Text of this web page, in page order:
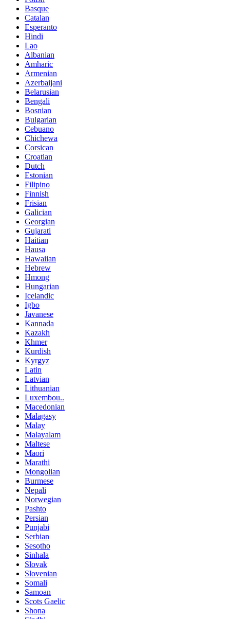
Basque
Catalan
Esperanto
Hindi
Lao
Albanian
Amharic
Armenian
Azerbaijani
Belarusian
Bengali
Bosnian
Bulgarian
Cebuano
Chichewa
Corsican
Croatian
Dutch
Estonian
Filipino
Finnish
Frisian
Galician
Georgian
Gujarati
Haitian
Hausa
Hawaiian
Hebrew
Hmong
Hungarian
Icelandic
Igbo
Javanese
Kannada
Kazakh
Khmer
Kurdish
Kyrgyz
Latin
Latvian
Lithuanian
Luxembou..
Macedonian
Malagasy
Malay
Malayalam
Maltese
Maori
Marathi
Mongolian
Burmese
Nepali
Norwegian
Pashto
Persian
Punjabi
Serbian
Sesotho
Sinhala
Slovak
Slovenian
Somali
Samoan
Scots Gaelic
Shona